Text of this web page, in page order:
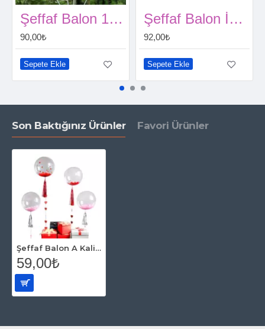
Şeffaf Balon 15 Adet
90,00₺
Sepete Ekle
Şeffaf Balon İçi Tüy Turuncu (100 adet)
92,00₺
Sepete Ekle
Son Baktığınız Ürünler Favori Ürünler
Şeffaf Balon A Kalite 60 cm
59,00₺